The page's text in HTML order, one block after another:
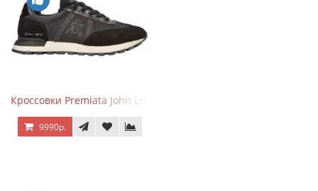
Кроссовки Premiata John Low черные
9990р.